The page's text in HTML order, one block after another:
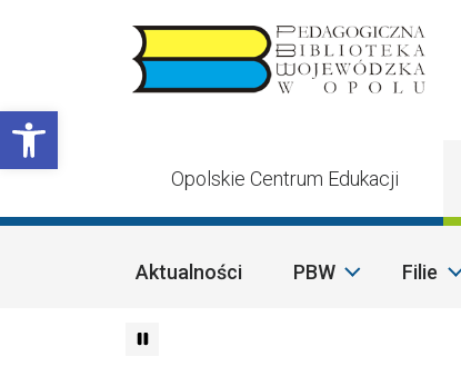
Otwórz pasek narzędzi
Opolskie Centrum Edukacji
Aktualności PBW Filie